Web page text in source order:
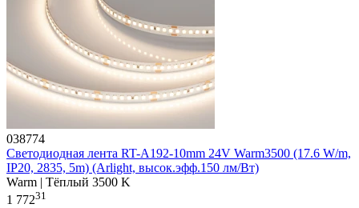
038774
Светодиодная лента RT-A192-10mm 24V Warm3500 (17.6 W/m,
IP20, 2835, 5m) (Arlight, высок.эфф.150 лм/Вт)
Warm | Тёплый 3500 K
1 77231